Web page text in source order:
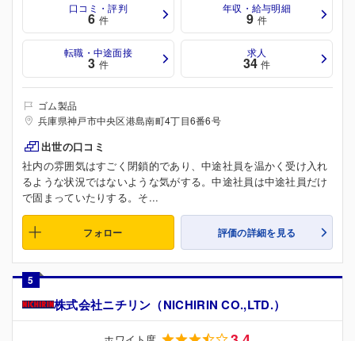
口コミ・評判
6 件
年収・給与明細
9 件
転職・中途面接
3 件
求人
34 件
ゴム製品
兵庫県神戸市中央区港島南町4丁目6番6号
出世の口コミ
社内の雰囲気はすごく閉鎖的であり、中途社員を温かく受け入れ
るような状況ではないような気がする。中途社員は中途社員だけ
で固まっていたりする。そ...
フォロー 評価の詳細を見る
5
株式会社ニチリン（NICHIRIN CO.,LTD.）